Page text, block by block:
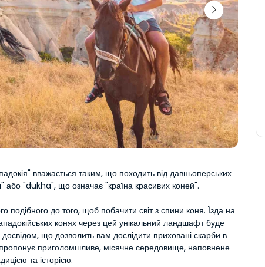
вважається таким, що походить від давньоперських
або "dukha", що означає "країна красивих коней".
подібного до того, щоб побачити світ з спини коня. Їзда на
конях через цей унікальний ландшафт буде
досвідом, що дозволить вам дослідити приховані скарби в
пропонує приголомшливе, місячне середовище, наповнене
та історією.